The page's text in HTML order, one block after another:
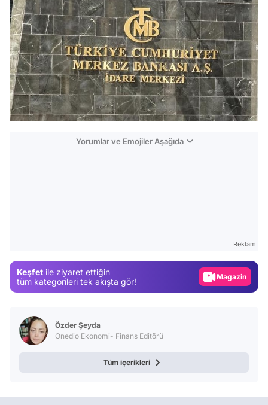
Yorumlar ve Emojiler Aşağıda
Reklam
Keşfet ile ziyaret ettiğin
tüm kategorileri tek akışta gör!
Magazin
Özder Şeyda
Onedio Ekonomi- Finans Editörü
Tüm içerikleri